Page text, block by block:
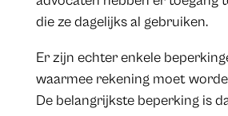
die ze dagelijks al gebruiken.
Er zijn echter enkele
waarmee rekening moet
De belangrijkste beperking is